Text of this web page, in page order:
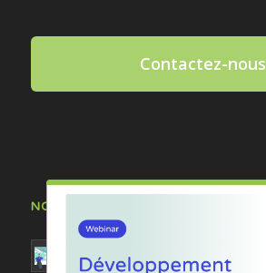
Contactez-nous
NOS DERNIÈRES ACTUALITÉS